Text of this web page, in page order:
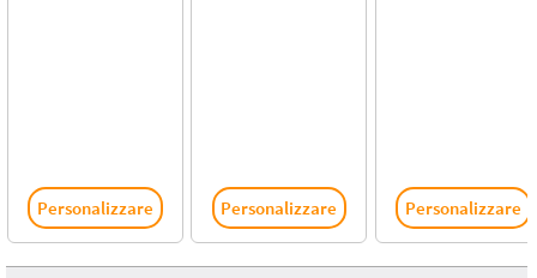
Personalizzare Personalizzare Personalizzare